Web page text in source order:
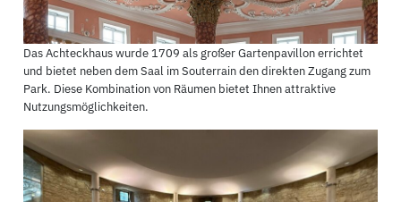
Das Achteckhaus wurde 1709 als großer Gartenpavillon errichtet
und bietet neben dem Saal im Souterrain den direkten Zugang zum
Park. Diese Kombination von Räumen bietet Ihnen attraktive
Nutzungsmöglichkeiten.